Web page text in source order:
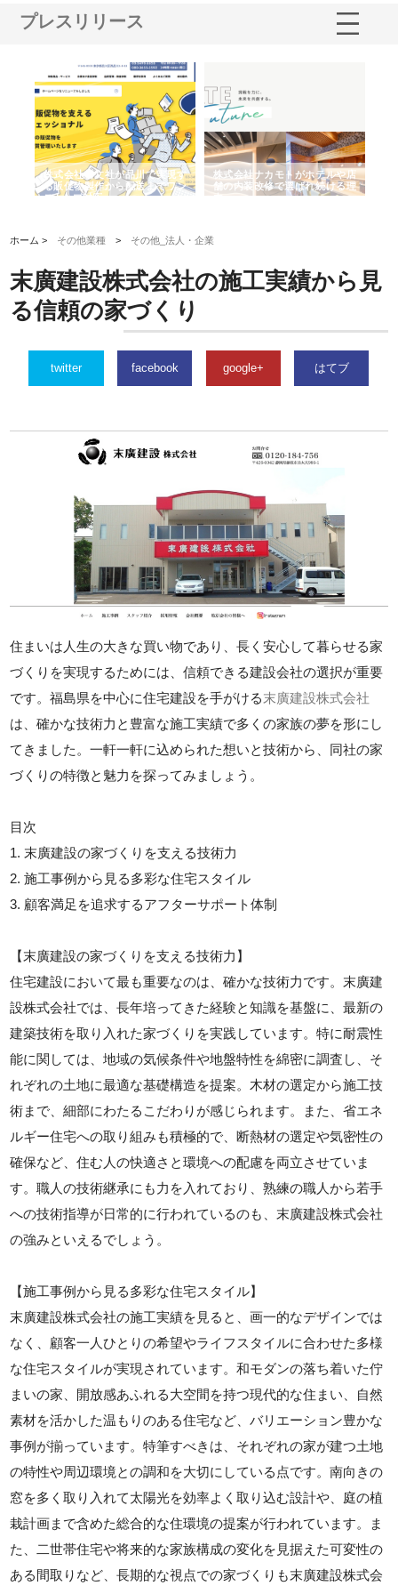
プレスリリース
株式会社耕文社が品川で実現す
る販促物製作から配送までワン
ストップ対応
株式会社ナカモトがホテルや店
舗の内装改修で選ばれ続ける理
由
ホーム > その他業種 > その他_法人・企業
末廣建設株式会社の施工実績から見
る信頼の家づくり
twitter facebook google+ はてブ
住まいは人生の大きな買い物であり、長く安心して暮らせる家
づくりを実現するためには、信頼できる建設会社の選択が重要
です。福島県を中心に住宅建設を手がける末廣建設株式会社
は、確かな技術力と豊富な施工実績で多くの家族の夢を形にし
てきました。一軒一軒に込められた想いと技術から、同社の家
づくりの特徴と魅力を探ってみましょう。
目次
1. 末廣建設の家づくりを支える技術力
2. 施工事例から見る多彩な住宅スタイル
3. 顧客満足を追求するアフターサポート体制
【末廣建設の家づくりを支える技術力】
住宅建設において最も重要なのは、確かな技術力です。末廣建
設株式会社では、長年培ってきた経験と知識を基盤に、最新の
建築技術を取り入れた家づくりを実践しています。特に耐震性
能に関しては、地域の気候条件や地盤特性を綿密に調査し、そ
れぞれの土地に最適な基礎構造を提案。木材の選定から施工技
術まで、細部にわたるこだわりが感じられます。また、省エネ
ルギー住宅への取り組みも積極的で、断熱材の選定や気密性の
確保など、住む人の快適さと環境への配慮を両立させていま
す。職人の技術継承にも力を入れており、熟練の職人から若手
への技術指導が日常的に行われているのも、末廣建設株式会社
の強みといえるでしょう。
【施工事例から見る多彩な住宅スタイル】
末廣建設株式会社の施工実績を見ると、画一的なデザインでは
なく、顧客一人ひとりの希望やライフスタイルに合わせた多様
な住宅スタイルが実現されています。和モダンの落ち着いた佇
まいの家、開放感あふれる大空間を持つ現代的な住まい、自然
素材を活かした温もりのある住宅など、バリエーション豊かな
事例が揃っています。特筆すべきは、それぞれの家が建つ土地
の特性や周辺環境との調和を大切にしている点です。南向きの
窓を多く取り入れて太陽光を効率よく取り込む設計や、庭の植
栽計画まで含めた総合的な住環境の提案が行われています。ま
た、二世帯住宅や将来的な家族構成の変化を見据えた可変性の
ある間取りなど、長期的な視点での家づくりも末廣建設株式会